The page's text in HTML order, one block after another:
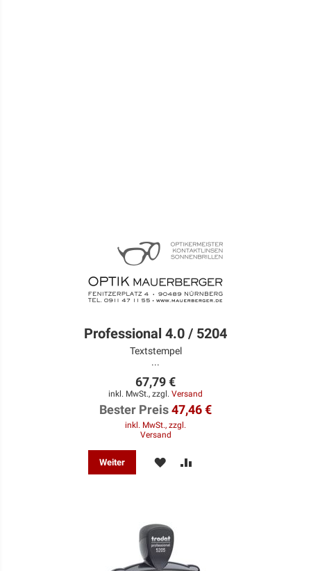
Professional 4.0 / 5204
Textstempel
...
67,79 €
inkl. MwSt., zzgl. Versand
Bester Preis47,46 €
inkl. MwSt., zzgl.
Versand
Weiter MERKEN